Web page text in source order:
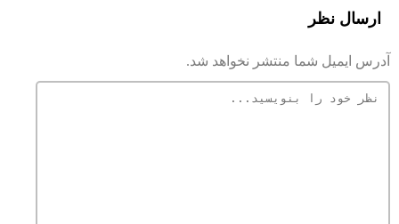
ارسال نظر
آدرس ایمیل شما منتشر نخواهد شد.